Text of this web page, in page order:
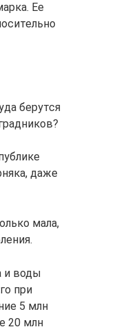
Ее
берутся
даже
мала,
и воды
при
5 млн
20 млн